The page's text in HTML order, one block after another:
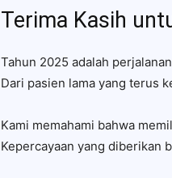
Terima Kasih
Tahun 2025 adalah
Dari pasien lama yang terus
Kami memahami bahwa
Kepercayaan yang diberikan